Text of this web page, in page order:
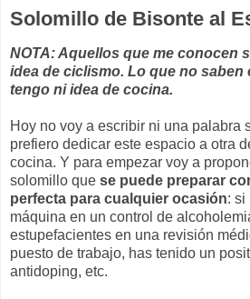
Solomillo de Bisonte al
NOTA: Aquellos que me conocen
idea de ciclismo. Lo que no saben
tengo ni idea de cocina.
Hoy no voy a escribir ni una palabra
prefiero dedicar este espacio a otra
cocina. Y para empezar voy a
solomillo que se puede preparar
perfecta para cualquier ocasión: si
máquina en un control de
estupefacientes en una revisión
puesto de trabajo, has tenido un
antidoping, etc.